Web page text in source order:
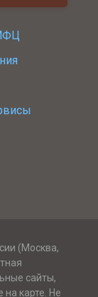
(Москва,
сайты,
карте. Не